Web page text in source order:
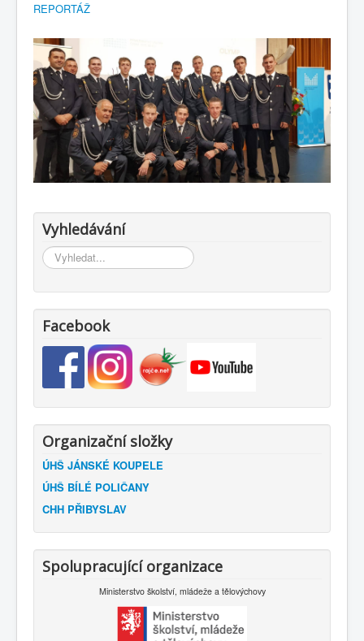
REPORTÁŽ
Vyhledávání
Vyhledávání...
Facebook
Organizační složky
ÚHŠ JÁNSKÉ KOUPELE
ÚHŠ BÍLÉ POLIČANY
CHH PŘIBYSLAV
Spolupracující organizace
Ministerstvo školství, mládeže a tělovýchovy